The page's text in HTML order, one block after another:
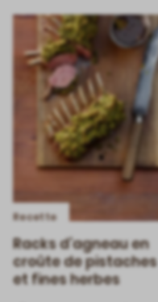
Recette
Racks d’agneau en
croûte de pistaches
et fines herbes